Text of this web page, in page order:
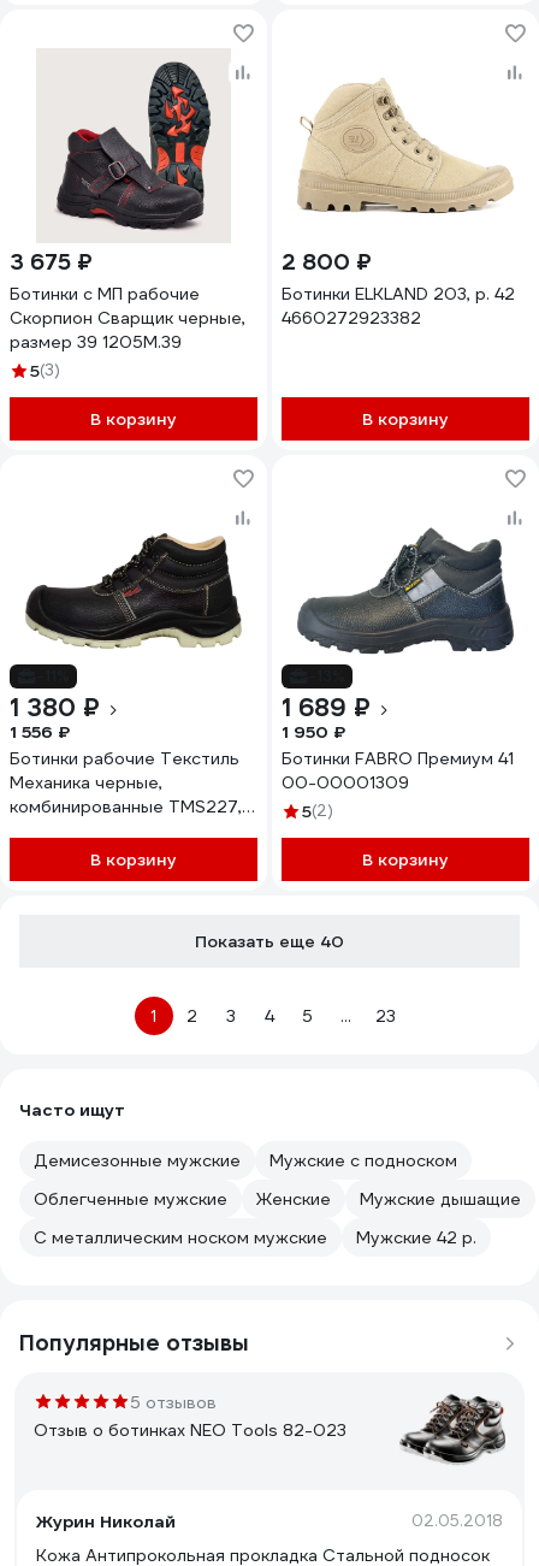
3 675 ₽
Ботинки с МП рабочие
Скорпион Сварщик черные,
размер 39 1205М.39
5(3)
В корзину
2 800 ₽
Ботинки ELKLAND 203, р. 42
4660272923382
В корзину
1 380 ₽
1 556 ₽
Ботинки рабочие Текстиль
Механика черные,
комбинированные TMS227,
В корзину
1 689 ₽
1 950 ₽
Ботинки FABRO Премиум 41
00-00001309
5(2)
В корзину
Показать еще 40
1 2 3 4 5 ... 23
Часто ищут
Демисезонные мужские
Мужские с подноском
Облегченные мужские
Женские
Мужские дышащие
С металлическим носком мужские
Мужские 42 р.
Популярные отзывы
5 отзывов
Отзыв о ботинках NEO Tools 82-023
Журин Николай 02.05.2018
Кожа Антипрокольная прокладка Стальной подносок